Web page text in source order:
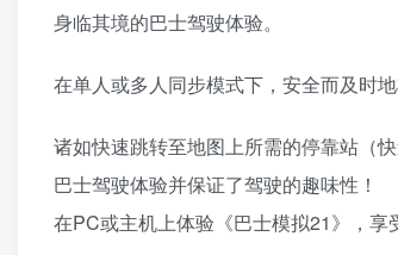
身临其境的巴士驾驶体验。
在单人或多人同步模式下，安全而及时
诸如快速跳转至地图上所需的停靠站（
巴士驾驶体验并保证了驾驶的趣味性！
在PC或主机上体验《巴士模拟21》，享